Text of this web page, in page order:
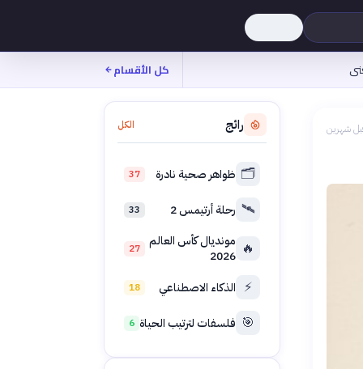
كل الأقسام
شهرين رائج الكل
🗂️ ظواهر صحية نادرة 37
🛰️ رحلة أرتيمس 2 33
🔥 مونديال كأس العالم
2026
27
⚡ الذكاء الاصطناعي 18
🎯 فلسفات لترتيب الحياة 6